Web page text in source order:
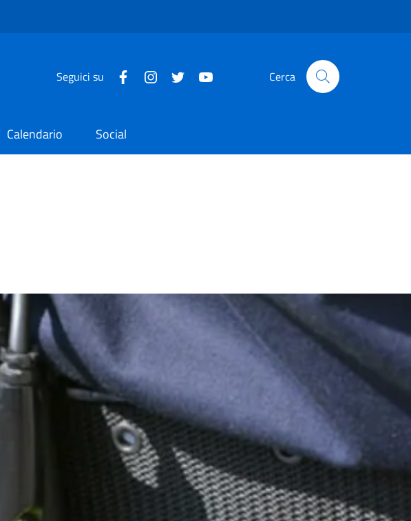
Seguici su Cerca
Calendario Social